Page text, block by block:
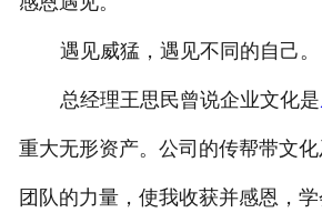
遇见威猛，遇见不同的自己。
总经理王思民曾说企业文化是
重大无形资产。公司的传帮带文
团队的力量，使我收获并感恩，